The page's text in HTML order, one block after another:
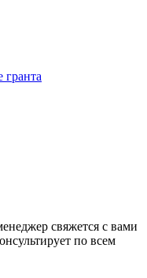
гранта
свяжется с вами
по всем